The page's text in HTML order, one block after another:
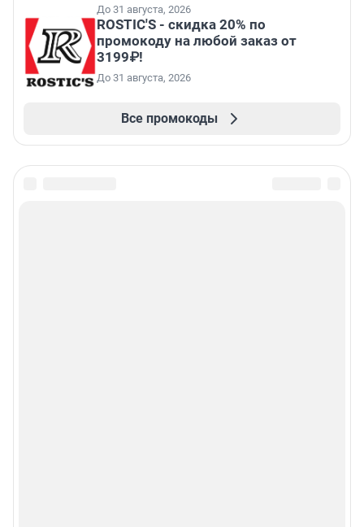
До 31 августа, 2026
ROSTIC'S - скидка 20% по
промокоду на любой заказ от
3199₽!
До 31 августа, 2026
Все промокоды